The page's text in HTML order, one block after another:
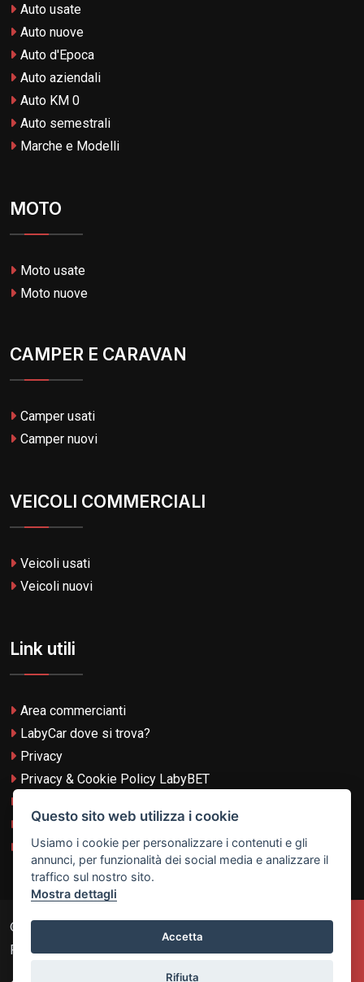
Auto usate
Auto nuove
Auto d'Epoca
Auto aziendali
Auto KM 0
Auto semestrali
Marche e Modelli
MOTO
Moto usate
Moto nuove
CAMPER E CARAVAN
Camper usati
Camper nuovi
VEICOLI COMMERCIALI
Veicoli usati
Veicoli nuovi
Link utili
Area commercianti
LabyCar dove si trova?
Privacy
Privacy & Cookie Policy LabyBET
Termini e Condizioni LabyBET
Login con TikTok
© 2026
Rights Reserved.
Questo sito web utilizza i cookie
Usiamo i cookie per personalizzare i contenuti e gli
annunci, per funzionalità dei social media e analizzare il
traffico sul nostro sito.
Mostra dettagli
Accetta
Rifiuta